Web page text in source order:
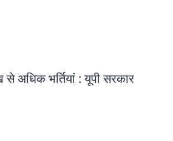
अधिक भर्तियां : यूपी सरकार